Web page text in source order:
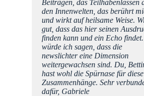
Beiträgen, das Teilhabenlassen
den Innenwelten, das berührt
und wirkt auf heilsame Weise.
gut, dass das hier seinen
finden kann und ein Echo
würde ich sagen, dass die
newslichter eine Dimension
weitergewachsen sind. Du,
hast wohl die Spürnase für diese
Zusammenhänge. Sehr
dafür, Gabriele